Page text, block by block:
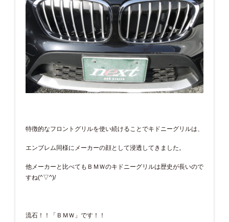
特徴的なフロントグリルを使い続けることでキドニーグリルは、
エンブレム同様にメーカーの顔として浸透してきました。
他メーカーと比べてもＢＭＷのキドニーグリルは歴史が長いので
すね(^▽^)/
流石！！「ＢＭＷ」です！！